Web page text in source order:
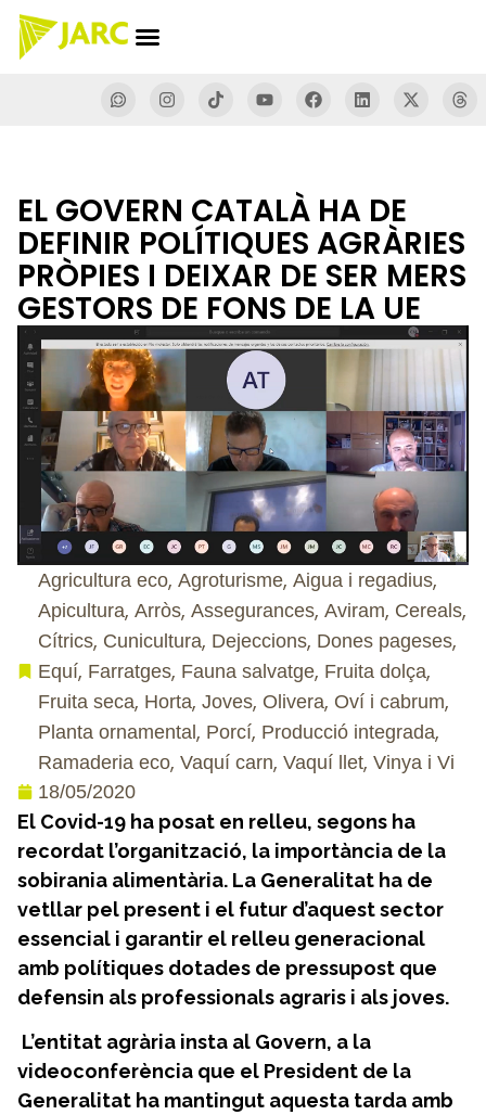
EL GOVERN CATALÀ HA DE
DEFINIR POLÍTIQUES AGRÀRIES
PRÒPIES I DEIXAR DE SER MERS
GESTORS DE FONS DE LA UE
Agricultura eco, Agroturisme, Aigua i regadius,
Apicultura, Arròs, Assegurances, Aviram, Cereals,
Cítrics, Cunicultura, Dejeccions, Dones pageses,
Equí, Farratges, Fauna salvatge, Fruita dolça,
Fruita seca, Horta, Joves, Olivera, Oví i cabrum,
Planta ornamental, Porcí, Producció integrada,
Ramaderia eco, Vaquí carn, Vaquí llet, Vinya i Vi
18/05/2020
El Covid-19 ha posat en relleu, segons ha
recordat l’organització, la importància de la
sobirania alimentària. La Generalitat ha de
vetllar pel present i el futur d’aquest sector
essencial i garantir el relleu generacional
amb polítiques dotades de pressupost que
defensin als professionals agraris i als joves.
L’entitat agrària insta al Govern, a la
videoconferència que el President de la
Generalitat ha mantingut aquesta tarda amb